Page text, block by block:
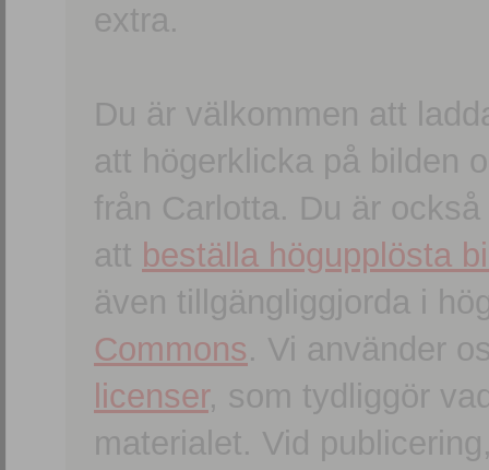
extra.
Du är välkommen att
att högerklicka på bilden
från Carlotta. Du är
att beställa högupplösta
även tillgängliggjorda i
Commons. Vi använder
licenser, som tydliggör
materialet. Vid